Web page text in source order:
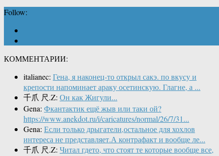
Follow:
КОММЕНТАРИИ:
italianec: Гена, я наконец-то открыл сакэ. по вкусу и
крепости напоминает араку осетинскую. Глагне, а ...
千爪 尺.Z: Он как Жигули...
Gena: Фкантактик ещё жыв или таки ой?
https://www.anekdot.ru/i/caricatures/normal/26/7/31...
Gena: Если только дрыгатели,остальное для хохлов
интереса не представляет.А контрафакт и вообще ле...
千爪 尺.Z: Читал гдето, что стоят те которые вообще все,